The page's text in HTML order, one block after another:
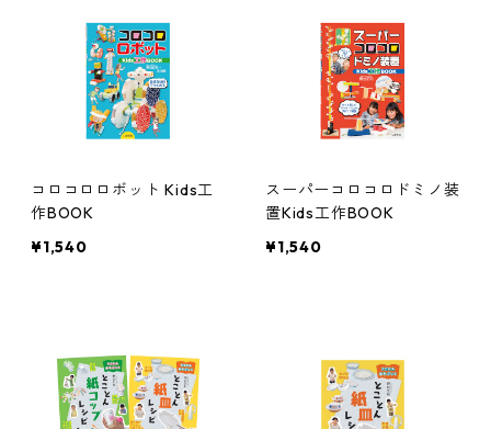
コロコロロボット Kids工
作BOOK
¥1,540
スーパーコロコロドミノ装
置Kids工作BOOK
¥1,540